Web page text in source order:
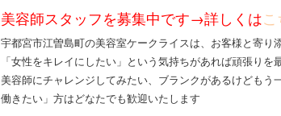
美容師スタッフを募集中です→詳しくはこ
宇都宮市江曽島町の美容室ケークライスは、お客様と寄り
「女性をキレイにしたい」という気持ちがあれば頑張りを
美容師にチャレンジしてみたい、ブランクがあるけどもう
働きたい」方はどなたでも歓迎いたします